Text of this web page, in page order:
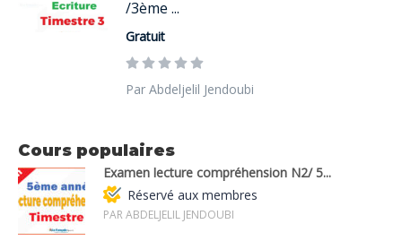
/3ème ...
Gratuit
Par Abdeljelil Jendoubi
Cours populaires
Examen lecture compréhension N2/ 5...
Réservé aux membres
PAR ABDELJELIL JENDOUBI